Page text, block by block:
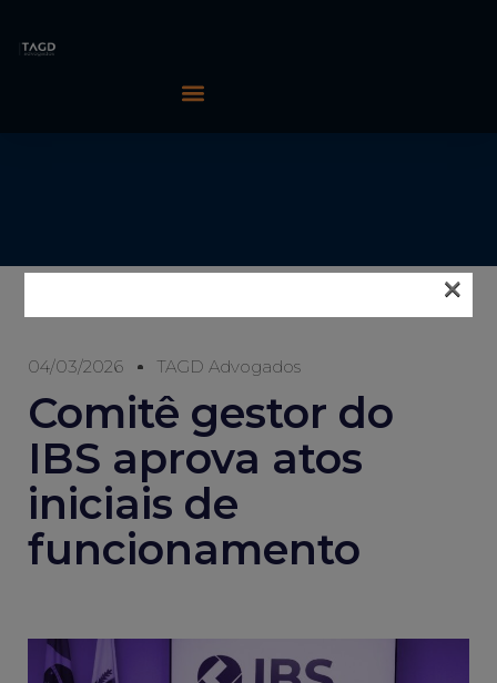
04/03/2026 TAGD Advogados
Comitê gestor do
IBS aprova atos
iniciais de
funcionamento
×